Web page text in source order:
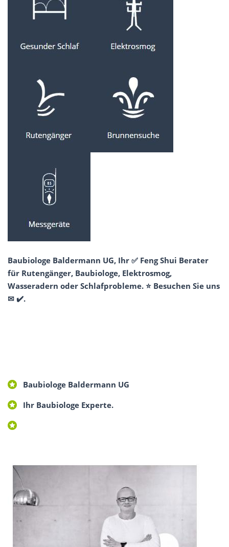
Baubiologe Baldermann UG, Ihr ✅ Feng Shui Berater
für Rutengänger, Baubiologe, Elektrosmog,
Wasseradern oder Schlafprobleme. ⭐ Besuchen Sie uns
✉ ✔️.
Baubiologe Baldermann UG
Ihr Baubiologe Experte.